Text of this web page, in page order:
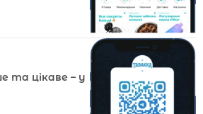
та цікаве – у